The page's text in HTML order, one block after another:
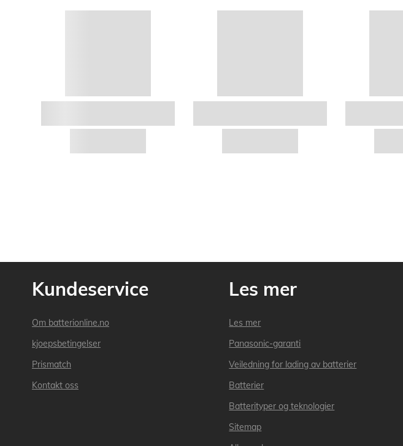
Kundeservice
Om batterionline.no
kjoepsbetingelser
Prismatch
Kontakt oss
Les mer
Les mer
Panasonic-garanti
Veiledning for lading av batterier
Batterier
Batterityper og teknologier
Sitemap